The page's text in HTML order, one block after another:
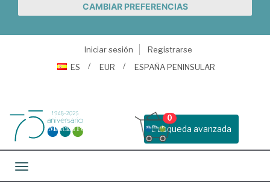
CAMBIAR PREFERENCIAS
Iniciar sesión
Registrarse
ES
EUR ESPAÑA PENINSULAR
Busqueda avanzada
0
Toggle navigation